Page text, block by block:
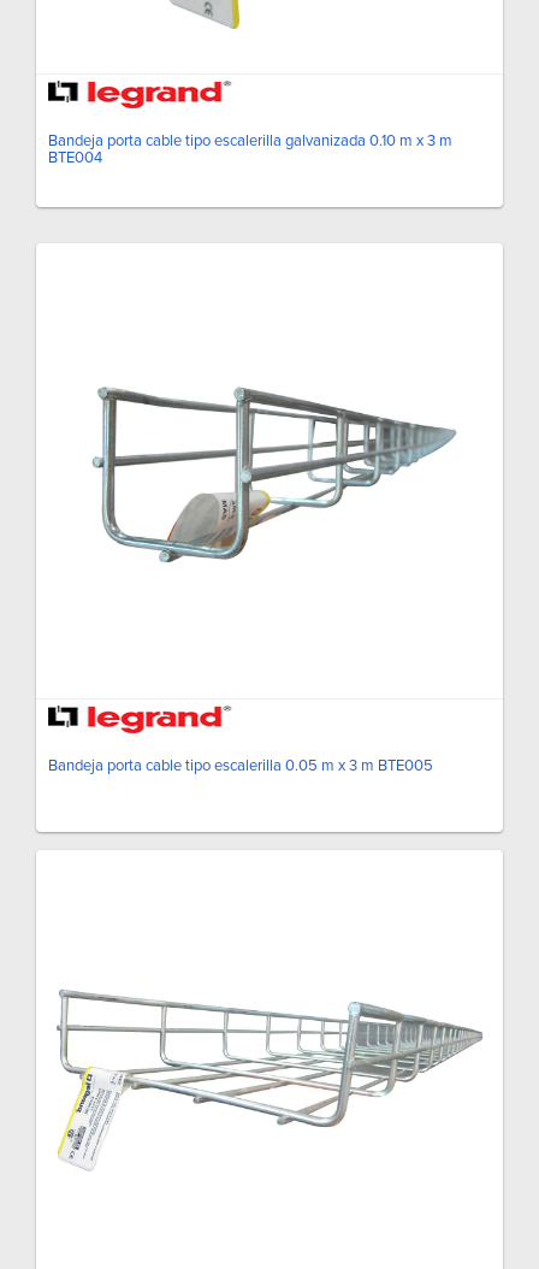
Bandeja porta cable tipo escalerilla galvanizada 0.10 m x 3 m
BTE004
Bandeja porta cable tipo escalerilla 0.05 m x 3 m BTE005